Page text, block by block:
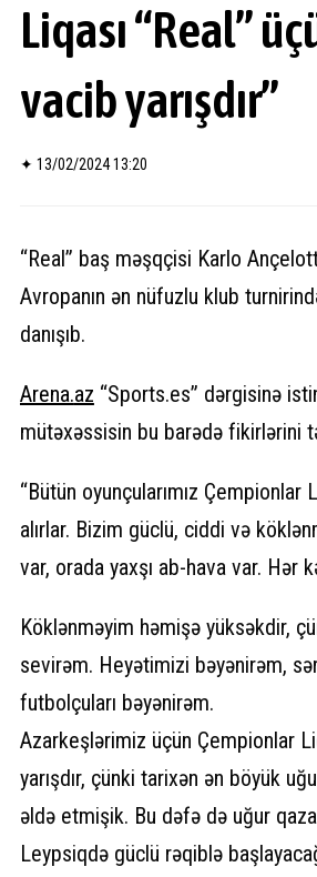
Liqası “Real”
vacib yarışdır”
✦ 13/02/2024 13:20
“Real” baş məşqçisi Karlo
Avropanın ən nüfuzlu klub
danışıb.
Arena.az “Sports.es” dərgisinə
mütəxəssisin bu barədə fikirlərini
“Bütün oyunçularımız Çempionlar
alırlar. Bizim güclü, ciddi və
var, orada yaxşı ab-hava var. Hər
Köklənməyim həmişə yüksəkdir,
sevirəm. Heyətimizi bəyənirəm,
futbolçuları bəyənirəm.
Azarkeşlərimiz üçün Çempionlar
yarışdır, çünki tarixən ən böyük
əldə etmişik. Bu dəfə də uğur
Leypsiqdə güclü rəqiblə